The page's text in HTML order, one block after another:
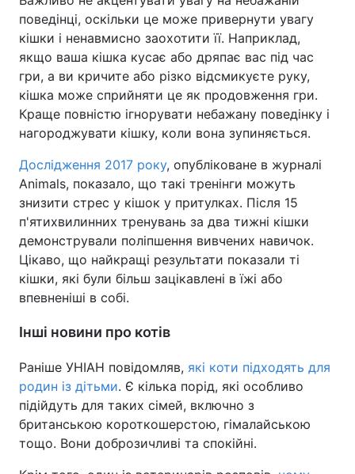
поведінці, оскільки це може привернути увагу
кішки і ненавмисно заохотити її. Наприклад,
якщо ваша кішка кусає або дряпає вас під час
гри, а ви кричите або різко відсмикуєте руку,
кішка може сприйняти це як продовження гри.
Краще повністю ігнорувати небажану поведінку і
нагороджувати кішку, коли вона зупиняється.
Дослідження 2017 року, опубліковане в журналі
Animals, показало, що такі тренінги можуть
знизити стрес у кішок у притулках. Після 15
п'ятихвилинних тренувань за два тижні кішки
демонстрували поліпшення вивчених навичок.
Цікаво, що найкращі результати показали ті
кішки, які були більш зацікавлені в їжі або
впевненіші в собі.
Інші новини про котів
Раніше УНІАН повідомляв, які коти підходять для
родин із дітьми. Є кілька порід, які особливо
підійдуть для таких сімей, включно з
британською короткошерстою, гімалайською
тощо. Вони доброзичливі та спокійні.